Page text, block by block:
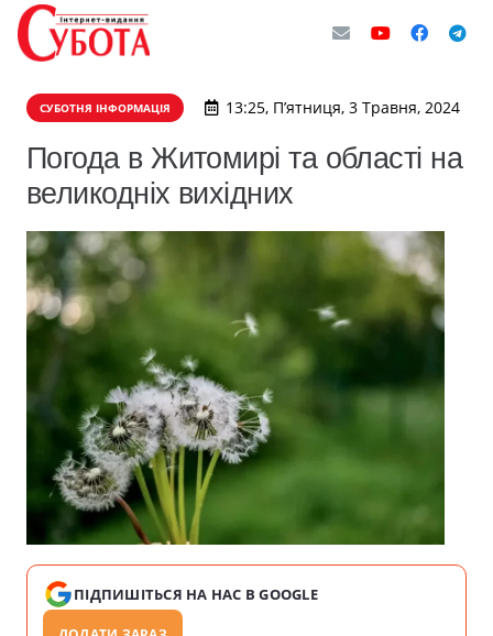
СУБОТНЯ ІНФОРМАЦІЯ 13:25, П’ятниця, 3 Травня, 2024
Погода в Житомирі та області на
великодніх вихідних
ПІДПИШІТЬСЯ НА НАС В GOOGLE